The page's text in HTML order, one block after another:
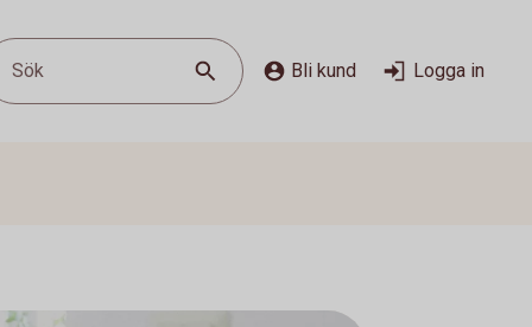
Sök Bli kund Logga in